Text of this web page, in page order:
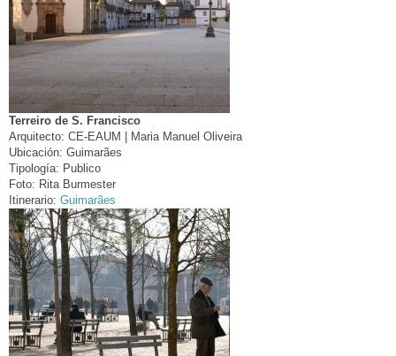
Terreiro de S. Francisco
Arquitecto: CE-EAUM | Maria Manuel Oliveira
Ubicación: Guimarães
Tipología: Publico
Foto: Rita Burmester
Itinerario: Guimarães